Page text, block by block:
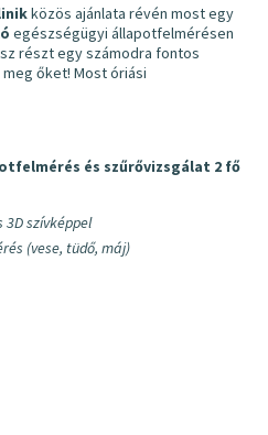
közös ajánlata révén most egy
egészségügyi állapotfelmérésen
részt egy számodra fontos
őket! Most óriási
és szűrővizsgálat 2 fő
3D szívképpel
(vese, tüdő, máj)